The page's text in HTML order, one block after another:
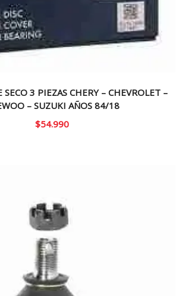
3 PIEZAS CHERY – CHEVROLET –
– SUZUKI AÑOS 84/18
$54.990